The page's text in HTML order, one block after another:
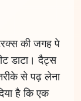
की जगह पे
डाटा। दैट्स
से पढ़ लेना
है कि एक